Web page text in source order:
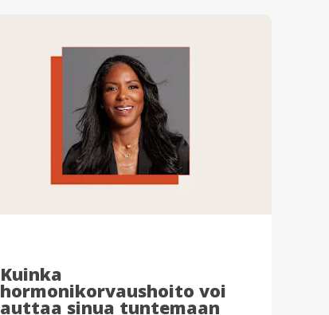
Kuinka
hormonikorvaushoito voi
auttaa sinua tuntemaan